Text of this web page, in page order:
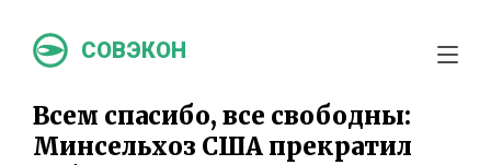
СОВЭКОН
Всем спасибо, все свободны:
Минсельхоз США прекратил